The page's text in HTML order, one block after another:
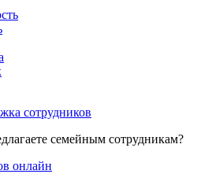
сотрудников
семейным сотрудникам?
онлайн